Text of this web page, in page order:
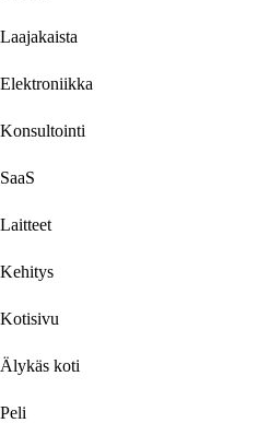
Laajakaista
Elektroniikka
Konsultointi
SaaS
Laitteet
Kehitys
Kotisivu
Älykäs koti
Peli